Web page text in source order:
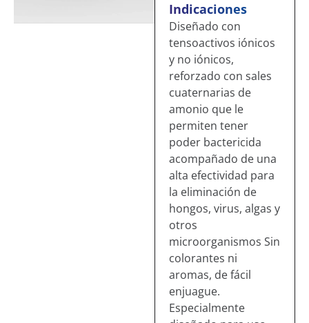
Indicaciones
Diseñado con
tensoactivos iónicos
y no iónicos,
reforzado con sales
cuaternarias de
amonio que le
permiten tener
poder bactericida
acompañado de una
alta efectividad para
la eliminación de
hongos, virus, algas y
otros
microorganismos Sin
colorantes ni
aromas, de fácil
enjuague.
Especialmente